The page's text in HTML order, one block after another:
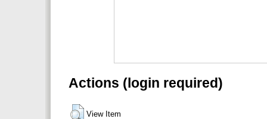
Actions (login required)
View Item